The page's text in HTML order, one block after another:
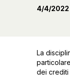
4/4/2022
La
dei crediti